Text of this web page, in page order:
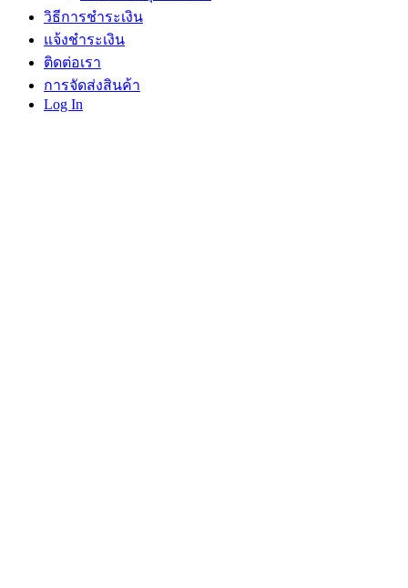
วิธีการชำระเงิน
แจ้งชำระเงิน
ติดต่อเรา
การจัดส่งสินค้า
Log In